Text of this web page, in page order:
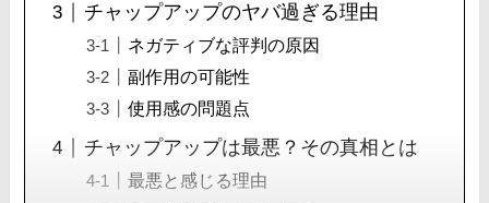
チャップアップのヤバ過ぎる理由
ネガティブな評判の原因
副作用の可能性
使用感の問題点
チャップアップは最悪？その真相とは
最悪と感じる理由